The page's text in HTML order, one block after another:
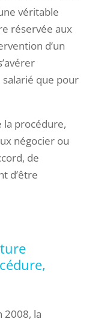
véritable
réservée aux
d’un
que pour
la procédure,
négocier ou
de
d’être
2008, la